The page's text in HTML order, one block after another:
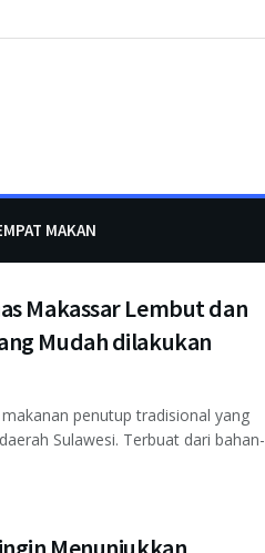
MAKAN
Makassar Lembut dan
Mudah dilakukan
penutup tradisional yang
Sulawesi. Terbuat dari bahan-